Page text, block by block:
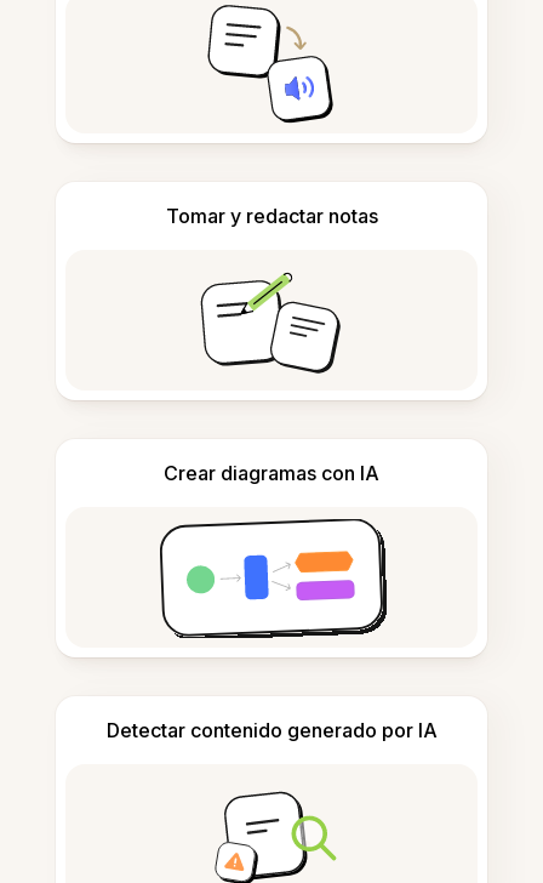
Tomar y redactar notas
Crear diagramas con IA
Detectar contenido generado por IA